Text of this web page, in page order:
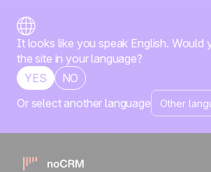
It looks like you speak English. Would
the site in your language?
YES
NO
Or select another language
Sales automation :
bon CRM no-
automatiser vos